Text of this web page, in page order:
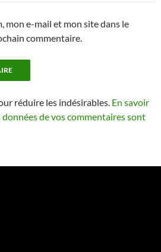
mon e-mail et mon site dans le
commentaire.
réduire les indésirables. En savoir
de vos commentaires sont